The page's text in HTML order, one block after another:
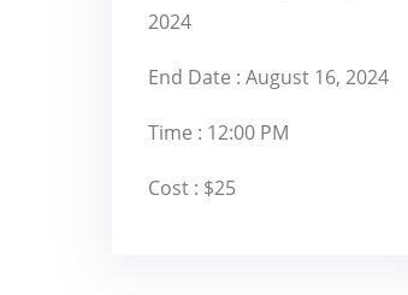
2024
End Date : August 16, 2024
Time : 12:00 PM
Cost : $25